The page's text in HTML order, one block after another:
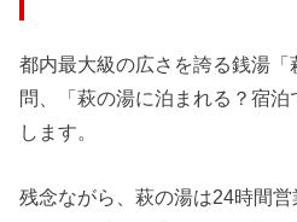
都内最大級の広さを誇る銭湯
問、「萩の湯に泊まれる？宿
します。
残念ながら、萩の湯は24時間営